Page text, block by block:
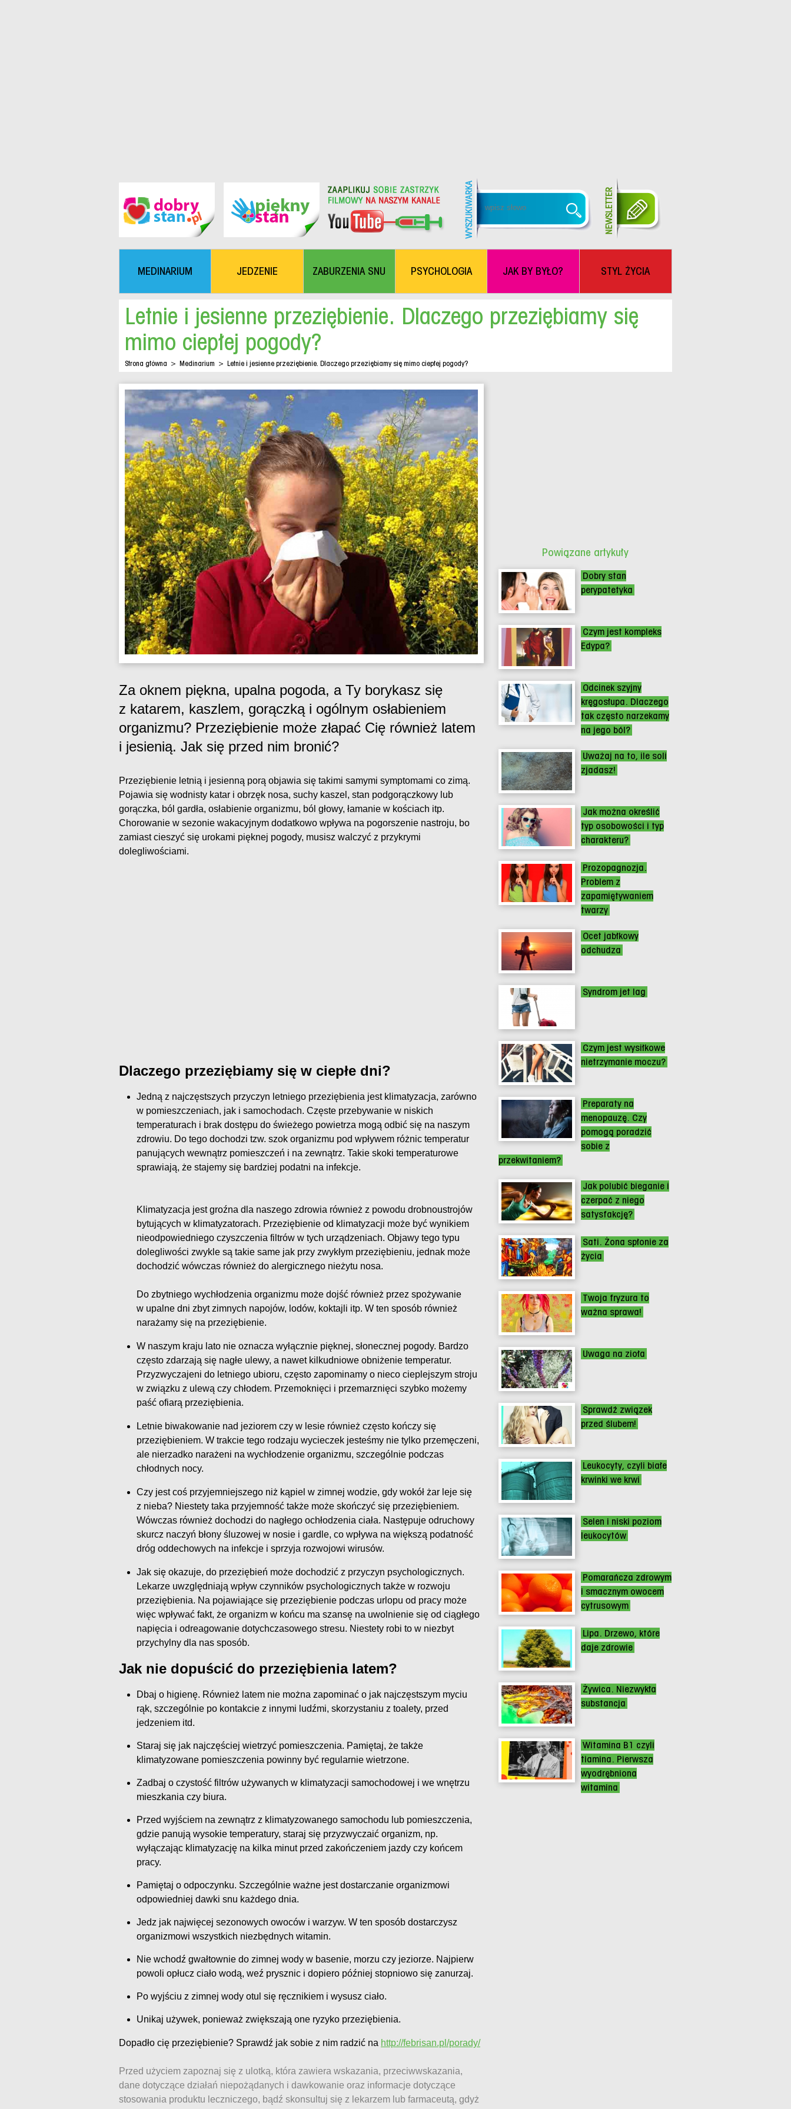
MEDINARIUM JEDZENIE ZABURZENIA SNU PSYCHOLOGIA JAK BY BYŁO? STYL ŻYCIA
Letnie i jesienne przeziębienie. Dlaczego przeziębiamy się
mimo ciepłej pogody?
Strona główna > Medinarium > Letnie i jesienne przeziębienie. Dlaczego przeziębiamy się mimo ciepłej pogody?
Za oknem piękna, upalna pogoda, a Ty borykasz się
z katarem, kaszlem, gorączką i ogólnym osłabieniem
organizmu? Przeziębienie może złapać Cię również latem
i jesienią. Jak się przed nim bronić?
Przeziębienie letnią i jesienną porą objawia się takimi samymi symptomami co zimą.
Pojawia się wodnisty katar i obrzęk nosa, suchy kaszel, stan podgorączkowy lub
gorączka, ból gardła, osłabienie organizmu, ból głowy, łamanie w kościach itp.
Chorowanie w sezonie wakacyjnym dodatkowo wpływa na pogorszenie nastroju, bo
zamiast cieszyć się urokami pięknej pogody, musisz walczyć z przykrymi
dolegliwościami.
Dlaczego przeziębiamy się w ciepłe dni?
Jedną z najczęstszych przyczyn letniego przeziębienia jest klimatyzacja, zarówno
w pomieszczeniach, jak i samochodach. Częste przebywanie w niskich
temperaturach i brak dostępu do świeżego powietrza mogą odbić się na naszym
zdrowiu. Do tego dochodzi tzw. szok organizmu pod wpływem różnic temperatur
panujących wewnątrz pomieszczeń i na zewnątrz. Takie skoki temperaturowe
sprawiają, że stajemy się bardziej podatni na infekcje.
Klimatyzacja jest groźna dla naszego zdrowia również z powodu drobnoustrojów
bytujących w klimatyzatorach. Przeziębienie od klimatyzacji może być wynikiem
nieodpowiedniego czyszczenia filtrów w tych urządzeniach. Objawy tego typu
dolegliwości zwykle są takie same jak przy zwykłym przeziębieniu, jednak może
dochodzić wówczas również do alergicznego nieżytu nosa.
Do zbytniego wychłodzenia organizmu może dojść również przez spożywanie
w upalne dni zbyt zimnych napojów, lodów, koktajli itp. W ten sposób również
narażamy się na przeziębienie.
W naszym kraju lato nie oznacza wyłącznie pięknej, słonecznej pogody. Bardzo
często zdarzają się nagłe ulewy, a nawet kilkudniowe obniżenie temperatur.
Przyzwyczajeni do letniego ubioru, często zapominamy o nieco cieplejszym stroju
w związku z ulewą czy chłodem. Przemoknięci i przemarznięci szybko możemy
paść ofiarą przeziębienia.
Letnie biwakowanie nad jeziorem czy w lesie również często kończy się
przeziębieniem. W trakcie tego rodzaju wycieczek jesteśmy nie tylko przemęczeni,
ale nierzadko narażeni na wychłodzenie organizmu, szczególnie podczas
chłodnych nocy.
Czy jest coś przyjemniejszego niż kąpiel w zimnej wodzie, gdy wokół żar leje się
z nieba? Niestety taka przyjemność także może skończyć się przeziębieniem.
Wówczas również dochodzi do nagłego ochłodzenia ciała. Następuje odruchowy
skurcz naczyń błony śluzowej w nosie i gardle, co wpływa na większą podatność
dróg oddechowych na infekcje i sprzyja rozwojowi wirusów.
Jak się okazuje, do przeziębień może dochodzić z przyczyn psychologicznych.
Lekarze uwzględniają wpływ czynników psychologicznych także w rozwoju
przeziębienia. Na pojawiające się przeziębienie podczas urlopu od pracy może
więc wpływać fakt, że organizm w końcu ma szansę na uwolnienie się od ciągłego
napięcia i odreagowanie dotychczasowego stresu. Niestety robi to w niezbyt
przychylny dla nas sposób.
Jak nie dopuścić do przeziębienia latem?
Dbaj o higienę. Również latem nie można zapominać o jak najczęstszym myciu
rąk, szczególnie po kontakcie z innymi ludźmi, skorzystaniu z toalety, przed
jedzeniem itd.
Staraj się jak najczęściej wietrzyć pomieszczenia. Pamiętaj, że także
klimatyzowane pomieszczenia powinny być regularnie wietrzone.
Zadbaj o czystość filtrów używanych w klimatyzacji samochodowej i we wnętrzu
mieszkania czy biura.
Przed wyjściem na zewnątrz z klimatyzowanego samochodu lub pomieszczenia,
gdzie panują wysokie temperatury, staraj się przyzwyczaić organizm, np.
wyłączając klimatyzację na kilka minut przed zakończeniem jazdy czy końcem
pracy.
Pamiętaj o odpoczynku. Szczególnie ważne jest dostarczanie organizmowi
odpowiedniej dawki snu każdego dnia.
Jedz jak najwięcej sezonowych owoców i warzyw. W ten sposób dostarczysz
organizmowi wszystkich niezbędnych witamin.
Nie wchodź gwałtownie do zimnej wody w basenie, morzu czy jeziorze. Najpierw
powoli opłucz ciało wodą, weź prysznic i dopiero później stopniowo się zanurzaj.
Po wyjściu z zimnej wody otul się ręcznikiem i wysusz ciało.
Unikaj używek, ponieważ zwiększają one ryzyko przeziębienia.
Dopadło cię przeziębienie? Sprawdź jak sobie z nim radzić na http://febrisan.pl/porady/
Przed użyciem zapoznaj się z ulotką, która zawiera wskazania, przeciwwskazania,
dane dotyczące działań niepożądanych i dawkowanie oraz informacje dotyczące
stosowania produktu leczniczego, bądź skonsultuj się z lekarzem lub farmaceutą, gdyż
Powiązane artykuły
Dobry stan
perypatetyka
Czym jest kompleks
Edypa?
Odcinek szyjny
kręgosłupa. Dlaczego
tak często narzekamy
na jego ból?
Uważaj na to, ile soli
zjadasz!
Jak można określić
typ osobowości i typ
charakteru?
Prozopagnozja.
Problem z
zapamiętywaniem
twarzy
Ocet jabłkowy
odchudza
Syndrom jet lag
Czym jest wysiłkowe
nietrzymanie moczu?
Preparaty na
menopauzę. Czy
pomogą poradzić
sobie z
przekwitaniem?
Jak polubić bieganie i
czerpać z niego
satysfakcję?
Sati. Żona spłonie za
życia
Twoja fryzura to
ważna sprawa!
Uwaga na zioła
Sprawdź związek
przed ślubem!
Leukocyty, czyli białe
krwinki we krwi
Selen i niski poziom
leukocytów
Pomarańcza zdrowym
i smacznym owocem
cytrusowym
Lipa. Drzewo, które
daje zdrowie
Żywica. Niezwykła
substancja
Witamina B1 czyli
tiamina. Pierwsza
wyodrębniona
witamina